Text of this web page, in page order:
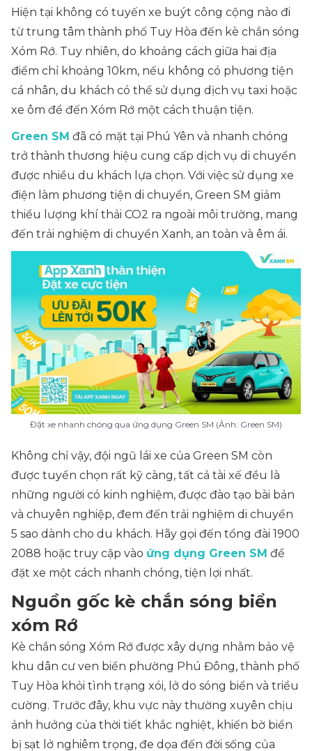
Hiện tại không có tuyến xe buýt công cộng nào đi
từ trung tâm thành phố Tuy Hòa đến kè chắn sóng
Xóm Rớ. Tuy nhiên, do khoảng cách giữa hai địa
điểm chỉ khoảng 10km, nếu không có phương tiện
cá nhân, du khách có thể sử dụng dịch vụ taxi hoặc
xe ôm để đến Xóm Rớ một cách thuận tiện.
Green SM đã có mặt tại Phú Yên và nhanh chóng
trở thành thương hiệu cung cấp dịch vụ di chuyển
được nhiều du khách lựa chọn. Với việc sử dụng xe
điện làm phương tiện di chuyển, Green SM giảm
thiểu lượng khí thải CO2 ra ngoài môi trường, mang
đến trải nghiệm di chuyển Xanh, an toàn và êm ái.
Đặt xe nhanh chóng qua ứng dụng Green SM (Ảnh: Green SM)
Không chỉ vậy, đội ngũ lái xe của Green SM còn
được tuyển chọn rất kỹ càng, tất cả tài xế đều là
những người có kinh nghiệm, được đào tạo bài bản
và chuyên nghiệp, đem đến trải nghiệm di chuyển
5 sao dành cho du khách. Hãy gọi đến tổng đài 1900
2088 hoặc truy cập vào ứng dụng Green SM để
đặt xe một cách nhanh chóng, tiện lợi nhất.
Nguồn gốc kè chắn sóng biển
xóm Rớ
Kè chắn sóng Xóm Rớ được xây dựng nhằm bảo vệ
khu dân cư ven biển phường Phú Đông, thành phố
Tuy Hòa khỏi tình trạng xói, lở do sóng biển và triều
cường. Trước đây, khu vực này thường xuyên chịu
ảnh hưởng của thời tiết khắc nghiệt, khiến bờ biển
bị sạt lở nghiêm trọng, đe dọa đến đời sống của